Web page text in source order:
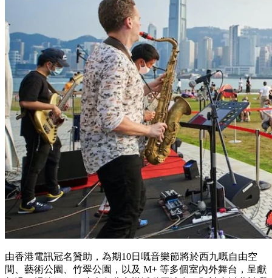
由香港電訊冠名贊助，為期10日嘅音樂節將於西九嘅自由空
間、藝術公園、竹翠公園，以及 M+ 等多個室內外舞台，呈獻